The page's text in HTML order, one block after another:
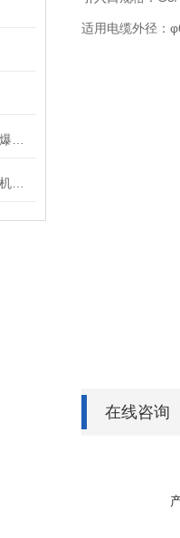
适用电缆外径：
在线咨询